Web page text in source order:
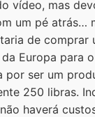
vídeo, mas
um pé atrás…
de comprar
Europa para
por ser um
250 libras.
haverá